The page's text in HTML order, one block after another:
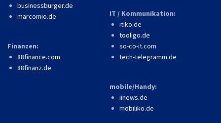
businessburger.de
marcomio.de
Finanzen:
88finance.com
88finanz.de
IT / Kommunikation:
itiko.de
tooligo.de
so-co-it.com
tech-telegramm.de
mobile/Handy:
iinews.de
mobiliko.de